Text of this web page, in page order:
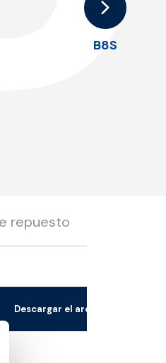
B8S
repuesto
Descargar el archivo 3D